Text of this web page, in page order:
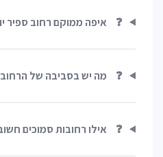
❓ איפה ממוקם רחוב ספיר
❓ מה יש בסביבה של
❓ אילו רחובות סמוכים